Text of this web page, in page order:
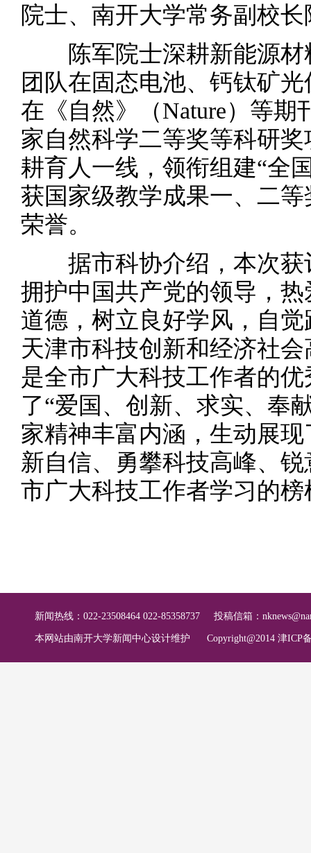
院士、南开大学常务副校
陈军院士深耕新能源材
团队在固态电池、钙钛矿
在《自然》（Nature）等期
家自然科学二等奖等科研
耕育人一线，领衔组建“全
获国家级教学成果一、二
荣誉。
据市科协介绍，本次获
拥护中国共产党的领导，
道德，树立良好学风，自
天津市科技创新和经济社
是全市广大科技工作者的
了“爱国、创新、求实、奉
家精神丰富内涵，生动展
新自信、勇攀科技高峰、
市广大科技工作者学习的榜
新闻热线：022-23508464 022-85358737 投稿信箱：
本网站由南开大学新闻中心设计维护 Copyright@2014 津ICP